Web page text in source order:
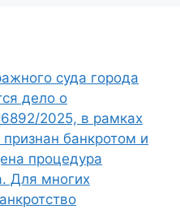
суда города
дело о
2025, в рамках
банкротом и
процедура
Для многих